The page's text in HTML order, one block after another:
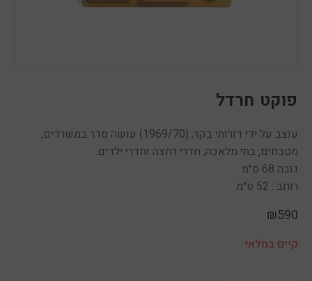
פוקט חרדל
עוצב על ידי דורותי בקר, (1969/70) עושה סדר במשרדים,
מטבחים, בתי מלאכה, חדרי רחצה וחדרי ילדים.
גובה 68 ס״מ
רוחב : 52 ס״מ
₪590
קיים במלאי